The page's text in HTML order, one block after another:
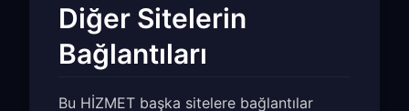
Diğer Sitelerin
Bağlantıları
Bu HİZMET başka sitelere bağlantılar